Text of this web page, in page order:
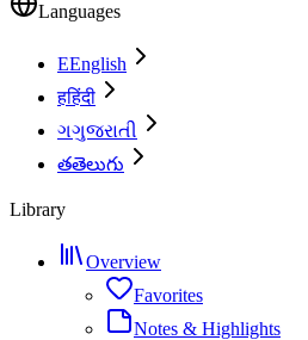
Languages
EEnglish
हहिंदी
ગગુજરાતી
తతెలుగు
Library
Overview
Favorites
Notes & Highlights